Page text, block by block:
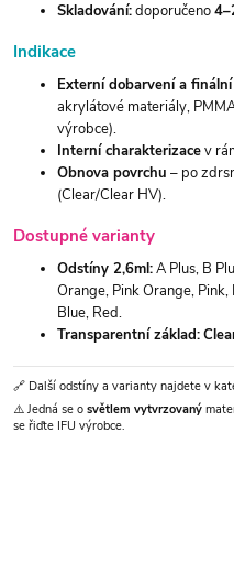
Skladování:doporučeno
Indikace
Externí dobarvení a
akrylátové materiály,
výrobce).
Interní charakterizacev
Obnova povrchu – po
(Clear/Clear HV).
Dostupné varianty
Odstíny 2,6ml:A Plus, B
Orange, Pink Orange,
Blue, Red.
Transparentní základ:
🔗 Další odstíny a varianty najdete v
⚠️ Jedná se o světlem vytvrzovaný
se řiďte IFU výrobce.